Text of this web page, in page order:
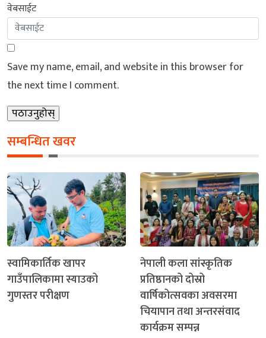
वेबसाईट
Save my name, email, and website in this browser for
the next time I comment.
सम्बन्धित खवर
स्वामिकार्तिक खापर
गाउँपालिकामा स्याउको
गुणस्तर परीक्षण
नेपाली कला सांस्कृतिक
प्रतिष्ठानको दोस्रो
वार्षिकोत्सवका अवसरमा
चियापान तथा अन्तरसंवाद
कार्यक्रम सम्पन्न